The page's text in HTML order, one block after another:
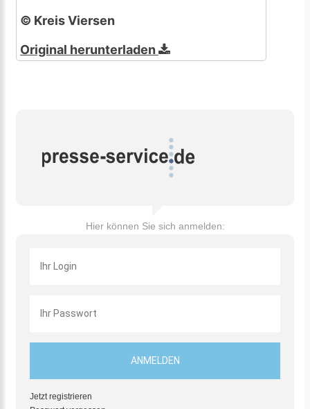
© Kreis Viersen
Original herunterladen
Hier können Sie sich anmelden:
Jetzt registrieren